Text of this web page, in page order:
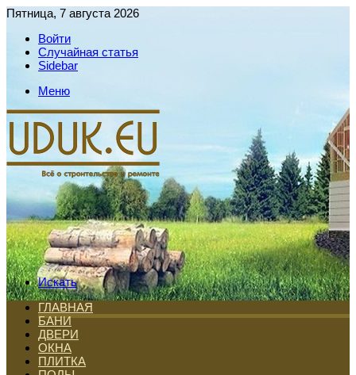
Пятница, 7 августа 2026
Войти
Случайная статья
Sidebar
Меню
Искать
ГЛАВНАЯ
БАНИ
ДВЕРИ
ОКНА
ПЛИТКА